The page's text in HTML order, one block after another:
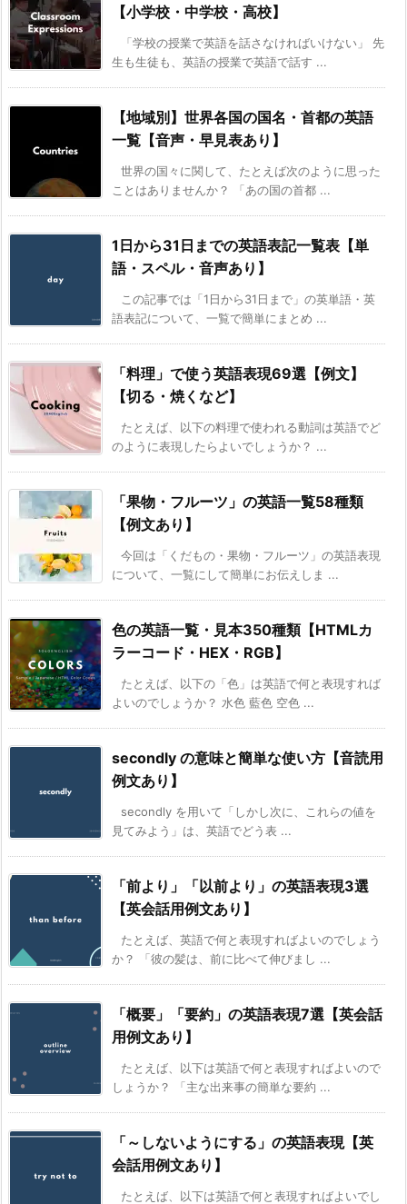
【小学校・中学校・高校】
「学校の授業で英語を話さなければいけない」 先
生も生徒も、英語の授業で英語で話す ...
【地域別】世界各国の国名・首都の英語
一覧【音声・早見表あり】
世界の国々に関して、たとえば次のように思った
ことはありませんか？ 「あの国の首都 ...
1日から31日までの英語表記一覧表【単
語・スペル・音声あり】
この記事では「1日から31日まで」の英単語・英
語表記について、一覧で簡単にまとめ ...
「料理」で使う英語表現69選【例文】
【切る・焼くなど】
たとえば、以下の料理で使われる動詞は英語でど
のように表現したらよいでしょうか？ ...
「果物・フルーツ」の英語一覧58種類
【例文あり】
今回は「くだもの・果物・フルーツ」の英語表現
について、一覧にして簡単にお伝えしま ...
色の英語一覧・見本350種類【HTMLカ
ラーコード・HEX・RGB】
たとえば、以下の「色」は英語で何と表現すれば
よいのでしょうか？ 水色 藍色 空色 ...
secondly の意味と簡単な使い方【音読用
例文あり】
secondly を用いて「しかし次に、これらの値を
見てみよう」は、英語でどう表 ...
「前より」「以前より」の英語表現3選
【英会話用例文あり】
たとえば、英語で何と表現すればよいのでしょう
か？ 「彼の髪は、前に比べて伸びまし ...
「概要」「要約」の英語表現7選【英会話
用例文あり】
たとえば、以下は英語で何と表現すればよいので
しょうか？ 「主な出来事の簡単な要約 ...
「～しないようにする」の英語表現【英
会話用例文あり】
たとえば、以下は英語で何と表現すればよいでし